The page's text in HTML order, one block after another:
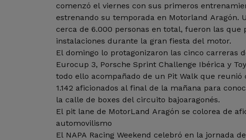
comenzó el viernes con sus primeros
estrenando su temporada en Motorland Aragón.
cerca de 6.000 personas en total, fueron las que
instalaciones durante la gran fiesta del motor.
El domingo lo protagonizaron las cinco carreras
Eurocup 3, Porsche Sprint Challenge Ibérica y
todo ello acompañado de un Pit Walk que reunió
1.142 aficionados al final de la mañana para
la calle de boxes del circuito bajoaragonés.
El pit lane de MotorLand Aragón se colorea de
automovilismo
El NAPA Racing Weekend celebró en la jornada